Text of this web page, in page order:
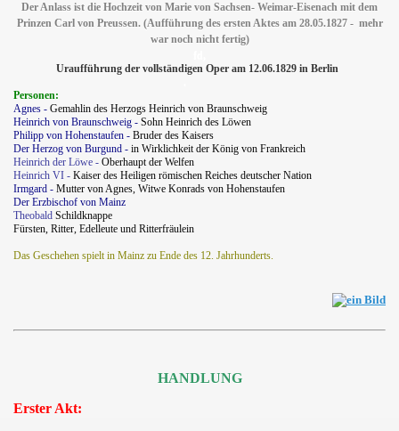
Der Anlass ist die Hochzeit von Marie von Sachsen- Weimar-Eisenach mit dem
Prinzen Carl von Preussen. (Aufführung des ersten Aktes am 28.05.1827 - mehr
war noch nicht fertig)
Uraufführung der vollständigen Oper am 12.06.1829 in Berlin
Personen:
Agnes - Gemahlin des Herzogs Heinrich von Braunschweig
Heinrich von Braunschweig - Sohn Heinrich des Löwen
Philipp von Hohenstaufen - Bruder des Kaisers
Der Herzog von Burgund - in Wirklichkeit der König von Frankreich
Heinrich der Löwe - Oberhaupt der Welfen
Heinrich VI - Kaiser des Heiligen römischen Reiches deutscher Nation
Irmgard - Mutter von Agnes, Witwe Konrads von Hohenstaufen
Der Erzbischof von Mainz
Theobald Schildknappe
Fürsten, Ritter, Edelleute und Ritterfräulein
Das Geschehen spielt in Mainz zu Ende des 12. Jahrhunderts.
HANDLUNG
Erster Akt: